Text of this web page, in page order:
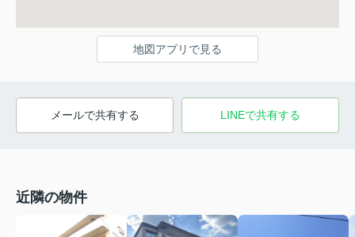
地図アプリで見る
メールで共有する LINEで共有する
近隣の物件